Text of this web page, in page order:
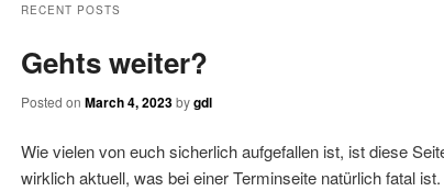
RECENT POSTS
Gehts weiter?
Posted on March 4, 2023bygdl
Wie vielen von euch sicherlich aufgefallen ist, ist diese
wirklich aktuell, was bei einer Terminseite natürlich fatal